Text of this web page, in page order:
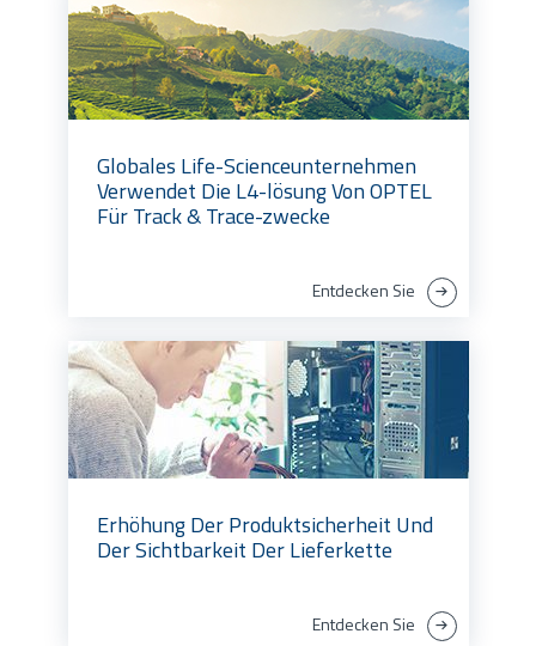
Globales Life-Scienceunternehmen
Verwendet Die L4-lösung Von OPTEL
Für Track & Trace-zwecke
Entdecken Sie
Erhöhung Der Produktsicherheit Und
Der Sichtbarkeit Der Lieferkette
Entdecken Sie